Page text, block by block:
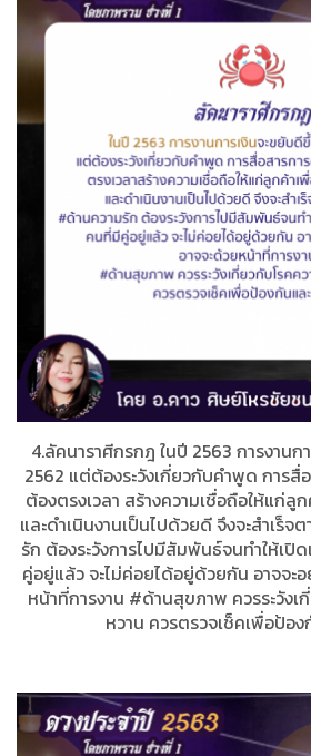
4.ลัคนาราศีกรกฎ ในปี 2563 การงานก
2562 แต่ต้องระวังเกี่ยวกับคำพูด การ
ต้องตรงเวลา สร้างความเชื่อถือให้แก่ลู
และดำเนินงานเป็นไปด้วยดี จึงจะสำเร็จ
รัก ต้องระวังการไปมีสัมพันธ์จนทำให้เปิ
คู่อยู่แล้ว จะไม่ค่อยได้อยู่ด้วยกัน อาจจะ
หน้าที่การงาน #ด้านสุขภาพ ควรระวังเ
หวาน ควรตรวจเช็คเพื่อป้อง